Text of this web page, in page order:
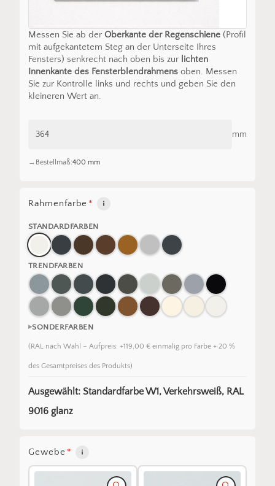
Messen Sie ab der Oberkante der Regenschiene(Profil
mit aufgekantetem Steg an der Unterseite Ihres
Fensters) senkrecht nach oben bis zur lichten
Innenkante des Fensterblendrahmensoben. Messen
Sie zur Kontrolle links und rechts und geben Sie den
kleineren Wert an.
mm
Bestellmaß:400 mm
Rahmenfarbe *
STANDARDFARBEN
TRENDFARBEN
SONDERFARBEN
(RAL nach Wahl – Aufpreis: +119,00 € einmalig pro Farbe + 20 %
des Gesamtpreises des Produkts)
Ausgewählt: Standardfarbe W1, Verkehrsweiß, RAL
9016 glanz
Gewebe *